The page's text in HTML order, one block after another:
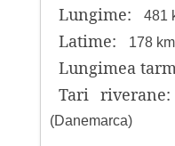
Lungime: 481
Latime: 178 km
Lungimea
Tari riverane:
(Danemarca)